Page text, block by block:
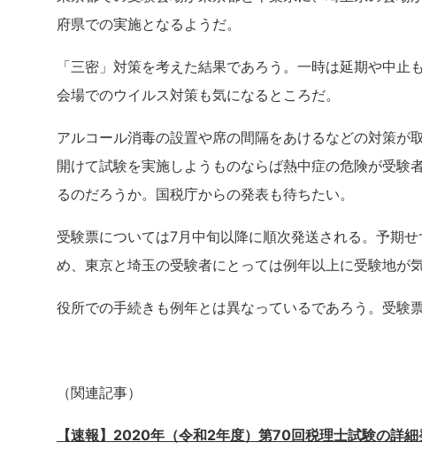
府県での実施となるようだ。
「三密」対策を考えた結果であろう。一時は延期や中止
会場でのウイルス対策も気になるところだ。
アルコール消毒の設置や席の間隔をあけるなどの対策が
開けて試験を実施しようものならば熱中症の危険が受験
るのだろうか。国税庁からの発表も待ちたい。
受験票については7月中旬以降に順次発送される。予期
め、東京と埼玉の受験者にとっては例年以上に受験地が
役所での手続きも例年とは異なっているであろう。受験
（関連記事）
【速報】2020年（令和2年度）第70回税理士試験の詳